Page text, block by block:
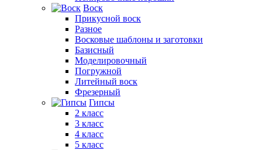
Воск
Прикусной воск
Разное
Восковые шаблоны и заготовки
Базисный
Моделировочный
Погружной
Литейный воск
Фрезерный
Гипсы
2 класс
3 класс
4 класс
5 класс